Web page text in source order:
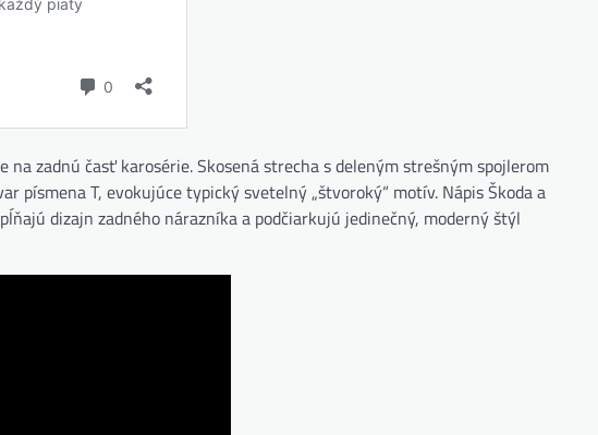
zadnú časť karosérie. Skosená strecha s deleným strešným spojlerom
T, evokujúce typický svetelný „štvoroký“ motív. Nápis Škoda a
dizajn zadného nárazníka a podčiarkujú jedinečný, moderný štýl